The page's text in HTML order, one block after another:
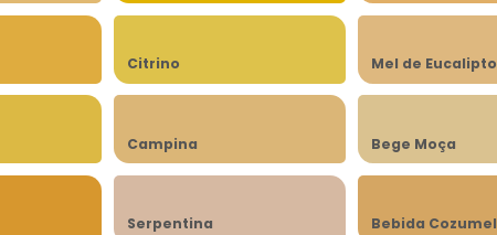
Citrino Mel de Eucalipto
Campina Bege Moça
Serpentina Bebida Cozumel